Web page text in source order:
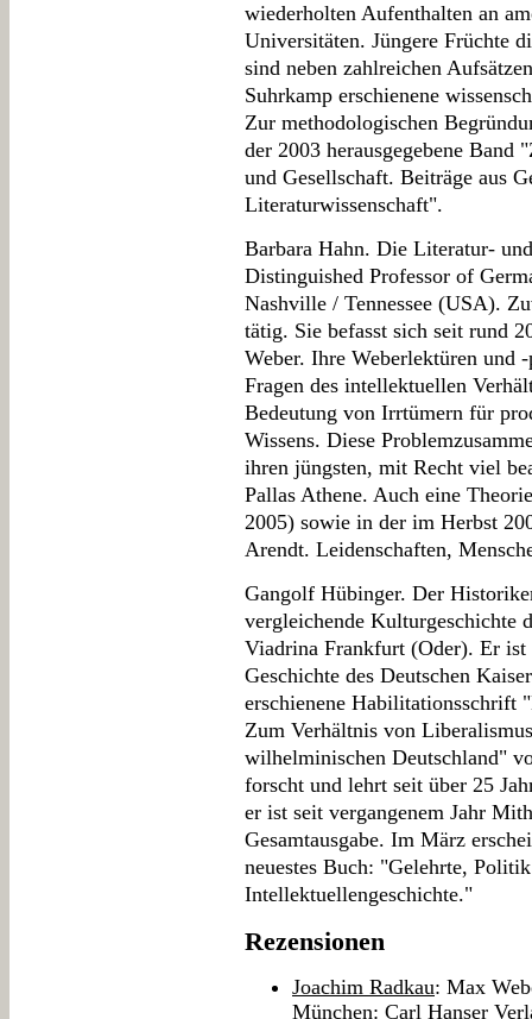
wiederholten Aufenthalten an
Universitäten. Jüngere Früchte
sind neben zahlreichen
Suhrkamp erschienene
Zur methodologischen
der 2003 herausgegebene
und Gesellschaft. Beiträge aus
Literaturwissenschaft".
Barbara Hahn. Die Literatur-
Distinguished Professor of
Nashville / Tennessee (USA).
tätig. Sie befasst sich seit rund
Weber. Ihre Weberlektüren und
Fragen des intellektuellen
Bedeutung von Irrtümern für
Wissens. Diese
ihren jüngsten, mit Recht viel
Pallas Athene. Auch eine
2005) sowie in der im Herbst
Arendt. Leidenschaften,
Gangolf Hübinger. Der
vergleichende Kulturgeschichte
Viadrina Frankfurt (Oder). Er ist
Geschichte des Deutschen
erschienene Habilitationsschrift
Zum Verhältnis von
wilhelminischen Deutschland"
forscht und lehrt seit über 25
er ist seit vergangenem Jahr
Gesamtausgabe. Im März
neuestes Buch: "Gelehrte,
Intellektuellengeschichte."
Rezensionen
Joachim Radkau: Max
München: Carl Hanser